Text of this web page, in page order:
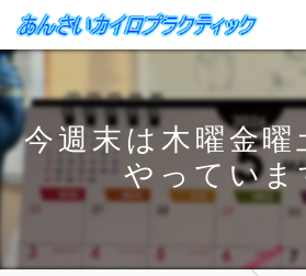
今週末は木曜金曜
やっていま